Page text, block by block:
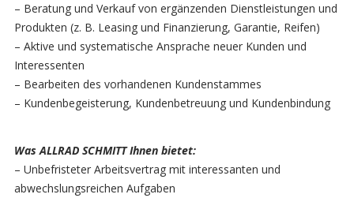
– Beratung und Verkauf von ergänzenden Dienstleistungen und
Produkten (z. B. Leasing und Finanzierung, Garantie, Reifen)
– Aktive und systematische Ansprache neuer Kunden und
Interessenten
– Bearbeiten des vorhandenen Kundenstammes
– Kundenbegeisterung, Kundenbetreuung und Kundenbindung
Was ALLRAD SCHMITT Ihnen bietet:
– Unbefristeter Arbeitsvertrag mit interessanten und
abwechslungsreichen Aufgaben